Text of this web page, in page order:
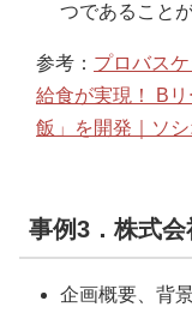
つであること
参考： プロバス
給食が実現！ B
飯」を開発｜ソ
事例3．株式
企画概要、背